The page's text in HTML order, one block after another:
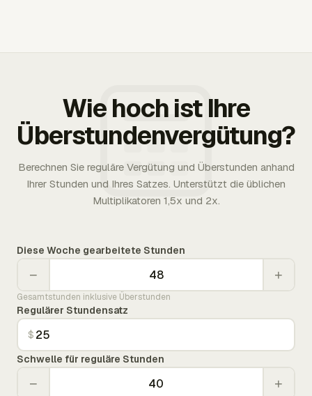
Wie hoch ist Ihre
Überstundenvergütung?
Berechnen Sie reguläre Vergütung und Überstunden anhand
Ihrer Stunden und Ihres Satzes. Unterstützt die üblichen
Multiplikatoren 1,5x und 2x.
Diese Woche gearbeitete Stunden
− +
Gesamtstunden inklusive Überstunden
Regulärer Stundensatz
$
Schwelle für reguläre Stunden
− +